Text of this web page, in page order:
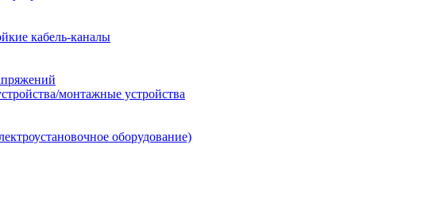
кабель-каналы
монтажные устройства
оборудование)